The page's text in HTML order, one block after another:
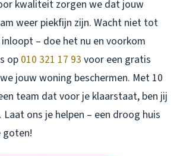
kwaliteit zorgen we dat jouw
weer piekfijn zijn. Wacht niet tot
– doe het nu en voorkom
op 010 321 17 93 voor een gratis
jouw woning beschermen. Met 10
team dat voor je klaarstaat, ben jij
ons je helpen – een droog huis
goten!